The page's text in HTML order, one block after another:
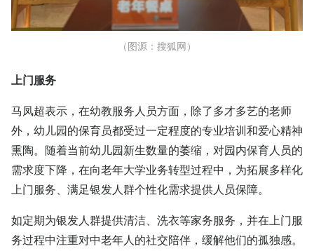
（图源：搜狐网）
上门服务
马凤超表示，在幼教服务人员方面，除了多才多艺的老师
外，幼儿园的保育员都受过一定程度的专业培训和爱心精神
熏陶。随着当前幼儿园新生数量的萎缩，对园内保育人员的
需求度下降，在向老年大学业务转型过程中，为拓展多样化
上门服务、满足银发人群个性化需求提供人员保障。
如定期为银发人群提供清洁、洗衣等家务服务，并在上门服
务过程中注重对中老年人的社交陪伴，缓解他们的孤独感。